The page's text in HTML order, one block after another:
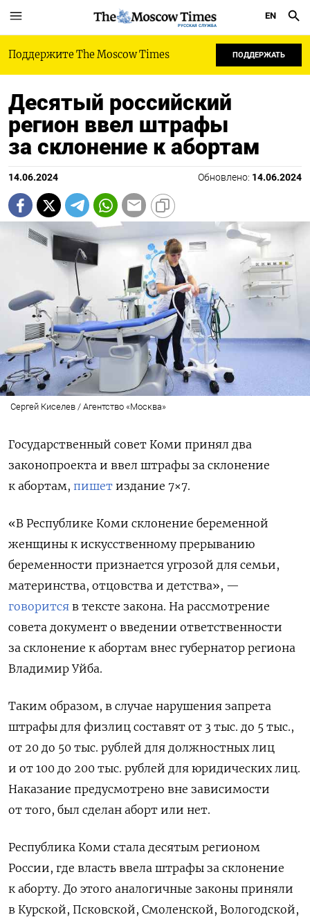
РУССКАЯ СЛУЖБА
EN
Поддержите The Moscow Times ПОДДЕРЖАТЬ
Десятый российский
регион ввел штрафы
за склонение к абортам
14.06.2024 Обновлено: 14.06.2024
Сергей Киселев / Агентство «Москва»
Государственный совет Коми принял два
законопроекта и ввел штрафы за склонение
к абортам, пишет издание 7×7.
«В Республике Коми склонение беременной
женщины к искусственному прерыванию
беременности признается угрозой для семьи,
материнства, отцовства и детства», —
говорится в тексте закона. На рассмотрение
совета документ о введении ответственности
за склонение к абортам внес губернатор региона
Владимир Уйба.
Таким образом, в случае нарушения запрета
штрафы для физлиц составят от 3 тыс. до 5 тыс.,
от 20 до 50 тыс. рублей для должностных лиц
и от 100 до 200 тыс. рублей для юридических лиц.
Наказание предусмотрено вне зависимости
от того, был сделан аборт или нет.
Республика Коми стала десятым регионом
России, где власть ввела штрафы за склонение
к аборту. До этого аналогичные законы приняли
в Курской, Псковской, Смоленской, Вологодской,